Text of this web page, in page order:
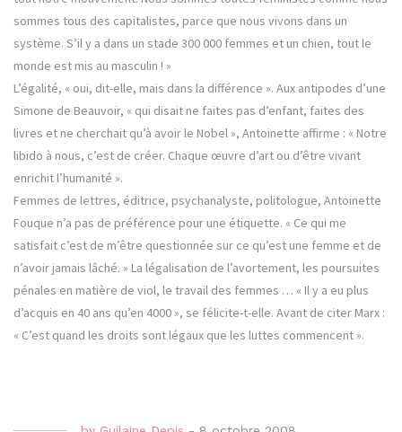
sommes tous des capitalistes, parce que nous vivons dans un
système. S’il y a dans un stade 300 000 femmes et un chien, tout le
monde est mis au masculin ! »
L’égalité, « oui, dit-elle, mais dans la différence ». Aux antipodes d’une
Simone de Beauvoir, « qui disait ne faites pas d’enfant, faites des
livres et ne cherchait qu’à avoir le Nobel », Antoinette affirme : « Notre
libido à nous, c’est de créer. Chaque œuvre d’art ou d’être vivant
enrichit l’humanité ».
Femmes de lettres, éditrice, psychanalyste, politologue, Antoinette
Fouque n’a pas de préférence pour une étiquette. « Ce qui me
satisfait c’est de m’être questionnée sur ce qu’est une femme et de
n’avoir jamais lâché. » La légalisation de l’avortement, les poursuites
pénales en matière de viol, le travail des femmes … « Il y a eu plus
d’acquis en 40 ans qu’en 4000 », se félicite-t-elle. Avant de citer Marx :
« C’est quand les droits sont légaux que les luttes commencent ».